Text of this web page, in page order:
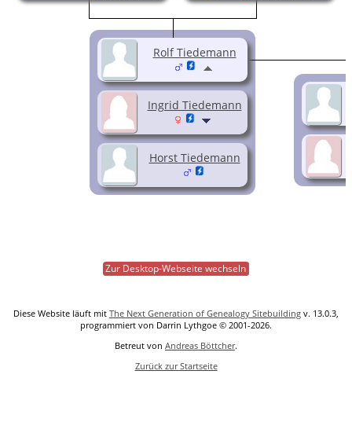
Ingrid Tiedemann
Horst Tiedemann
Rolf Tiedemann
Zur Desktop-Webseite wechseln
Diese Website läuft mit The Next Generation of Genealogy Sitebuilding v. 13.0.3,
programmiert von Darrin Lythgoe © 2001-2026.
Betreut von Andreas Böttcher.
Zurück zur Startseite